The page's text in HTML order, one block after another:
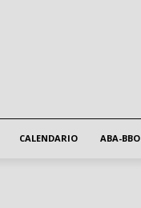
CALENDARIO ABA-BBO